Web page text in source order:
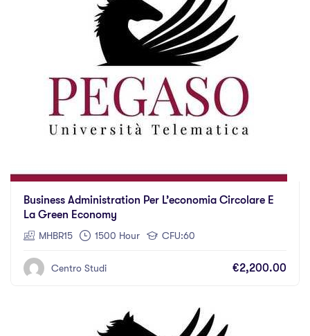
Business Administration Per L’economia Circolare E
La Green Economy
MHBR15 1500 Hour CFU:60
Centro Studi €2,200.00